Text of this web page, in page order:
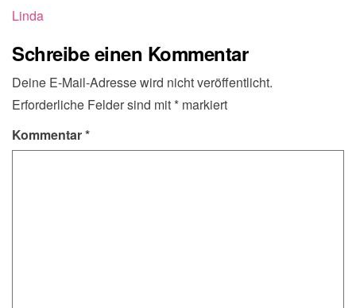
Linda
Schreibe einen Kommentar
Deine E-Mail-Adresse wird nicht veröffentlicht.
Erforderliche Felder sind mit * markiert
Kommentar*